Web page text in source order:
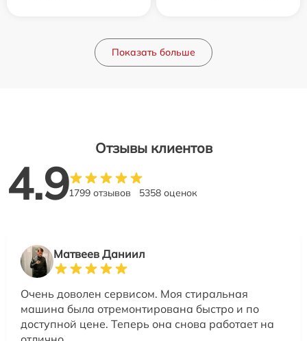
Показать больше
Отзывы клиентов
4.91799 отзывов 5358 оценок
Матвеев Даниил
Очень доволен сервисом. Моя стиральная
машина была отремонтирована быстро и по
доступной цене. Теперь она снова работает на